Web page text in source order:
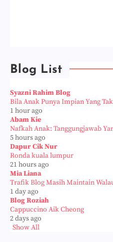
Blog List
Syazni Rahim Blog
Bila Anak Punya Impian Yang
1 hour ago
Abam Kie
Nafkah Anak: Tanggungjawab
5 hours ago
Dapur Cik Nur
Ronda kuala lumpur
21 hours ago
Mia Liana
Trafik Blog Masih Maintain
1 day ago
Blog Roziah
Cappuccino Aik Cheong
2 days ago
Show All